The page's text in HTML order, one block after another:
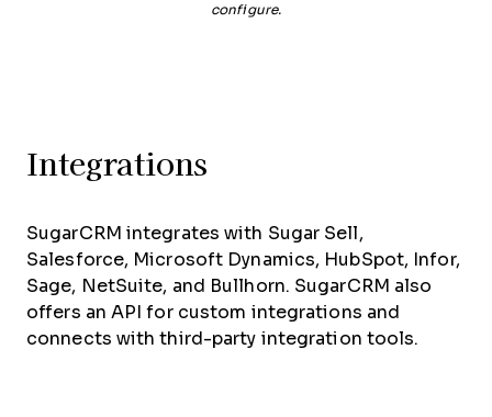
configure.
Integrations
SugarCRM integrates with Sugar Sell,
Salesforce, Microsoft Dynamics, HubSpot, Infor,
Sage, NetSuite, and Bullhorn. SugarCRM also
offers an API for custom integrations and
connects with third-party integration tools.